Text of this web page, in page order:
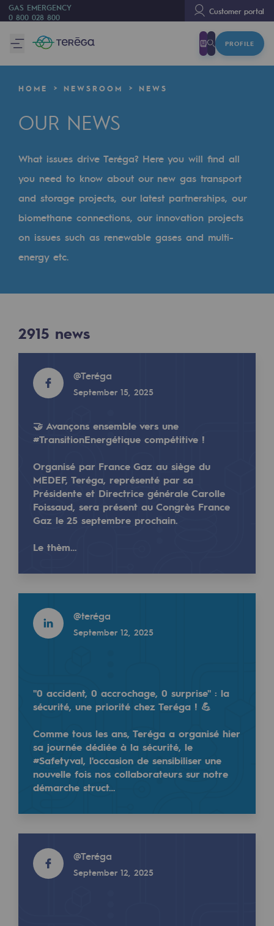
GAS EMERGENCY
0 800 028 800
Customer portal
PROFILE
We are
Teréga
Accelerator of energy transition
A local and European network
An adaptive and open organisation
An adaptive and open
Our culture and values
A certified organisation
Our organisation
Our organisation
Governance
Institutional publications
Where to find us
Renewable gases and sustainable gases
Renewable gases and
CO2 capture
Sustainable uses
CH4, H2 and CO2 consultation
Educational space
2050: a world of renewable, low-carbon
Hydrogen Objective
CCUS zero CO2 objective
HOME NEWSROOM NEWS
OUR NEWS
What issues drive Teréga? Here you will find all
you need to know about our new gas transport
and storage projects, our latest partnerships, our
biomethane connections, our innovation projects
on issues such as renewable gases and multi-
energy etc.
2915 NEWS
Read more
@Teregacontact
📅Céline Rouillard sera à la conférence "Vies de
Read more
@teréga
Retrouvez Teréga et ses équipes commerciales
Retrouvez-nous au Hall 2 stand E-103 !
---
Read more
@teréga
2915 news
@Teréga
September 15, 2025
🤝 Avançons ensemble vers une
#TransitionEnergétique compétitive !
Organisé par France Gaz au siège du
MEDEF, Teréga, représenté par sa
Présidente et Directrice générale Carolle
Foissaud, sera présent au Congrès France
Gaz le 25 septembre prochain.
Le thèm…
@teréga
September 12, 2025
"0 accident, 0 accrochage, 0 surprise" : la
sécurité, une priorité chez Teréga ! 💪
Comme tous les ans, Teréga a organisé hier
sa journée dédiée à la sécurité, le
#Safetyval, l'occasion de sensibiliser une
nouvelle fois nos collaborateurs sur notre
démarche struct…
@Teréga
September 12, 2025